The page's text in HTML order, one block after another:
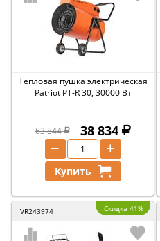
Тепловая пушка электрическая
Patriot PT-R 30, 30000 Вт
63 844 38 834
+
−
Купить
VR243974 Скидка 41%